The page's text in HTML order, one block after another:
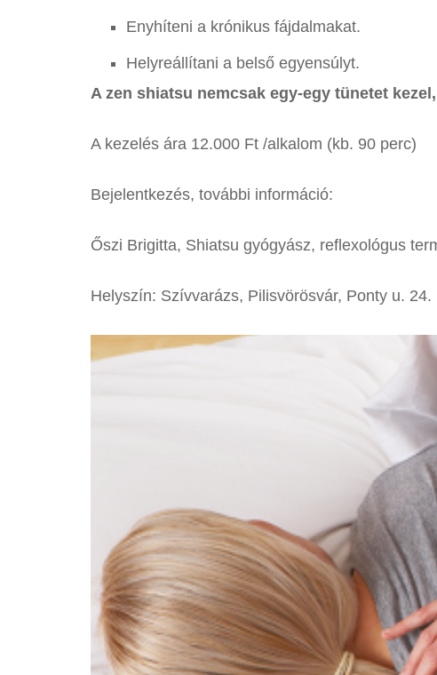
Enyhíteni a krónikus fájdalmakat.
Helyreállítani a belső egyensúlyt.
A zen shiatsu nemcsak egy-egy tünetet
A kezelés ára 12.000 Ft /alkalom (kb. 90 perc)
Bejelentkezés, további információ:
Őszi Brigitta, Shiatsu gyógyász, reflexológus
Helyszín: Szívvarázs, Pilisvörösvár, Ponty u. 24.